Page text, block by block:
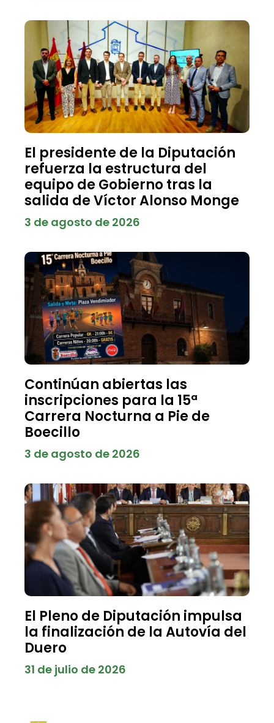
El presidente de la Diputación
refuerza la estructura del
equipo de Gobierno tras la
salida de Víctor Alonso Monge
3 de agosto de 2026
Continúan abiertas las
inscripciones para la 15ª
Carrera Nocturna a Pie de
Boecillo
3 de agosto de 2026
El Pleno de Diputación impulsa
la finalización de la Autovía del
Duero
31 de julio de 2026